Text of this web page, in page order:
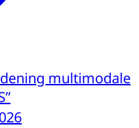
multimodale